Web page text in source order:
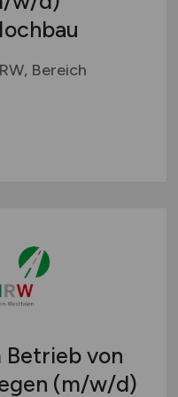
Bereich
Betrieb von
(m/w/d)